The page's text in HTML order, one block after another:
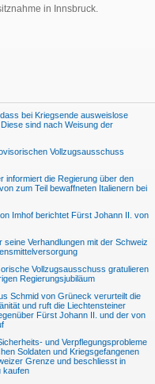
in Innsbruck.
bei Kriegsende ausweislose
sind nach Weisung der
Vollzugsausschuss
informiert die Regierung über den
zum Teil bewaffneten Italienern bei
Imhof berichtet Fürst Johann II. von
seine Verhandlungen mit der Schweiz
Vollzugsausschuss gratulieren
Regierungsjubiläum
Schmid von Grüneck verurteilt die
und ruft die Liechtensteiner
Fürst Johann II. und der von
und Verpflegungsprobleme
Soldaten und Kriegsgefangenen
Grenze und beschliesst in
kaufen